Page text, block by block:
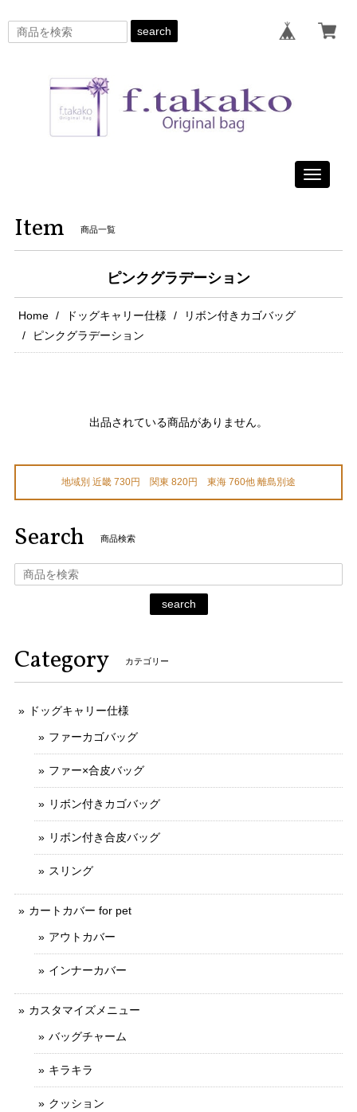
search
Toggle
Item 商品一覧
ピンクグラデーション
Home ドッグキャリー仕様
リボン付きカゴバッグ
ピンクグラデーション
出品されている商品がありません。
地域別 近畿 730円 関東 820円 東海 760他 離島別途
Search 商品検索
search
Category カテゴリー
ドッグキャリー仕様
ファーカゴバッグ
ファー×合皮バッグ
リボン付きカゴバッグ
リボン付き合皮バッグ
スリング
カートカバー for pet
アウトカバー
インナーカバー
カスタマイズメニュー
バッグチャーム
キラキラ
クッション